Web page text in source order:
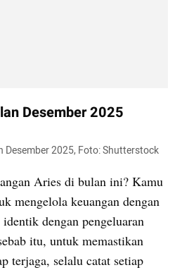
Desember 2025
Desember 2025, Foto: Shutterstock
Aries di bulan ini? Kamu
mengelola keuangan dengan
dengan pengeluaran
itu, untuk memastikan
terjaga, selalu catat setiap